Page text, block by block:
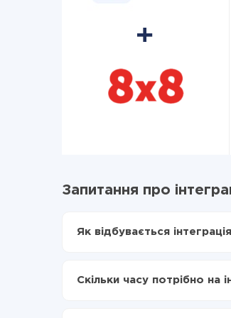
Запитання про
Як відбувається
Включаєте автооновлення
Скільки часу потрібно на